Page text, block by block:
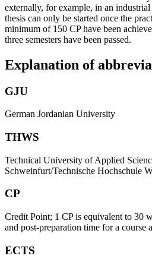
externally, for example, in an
thesis can only be started once the
minimum of 150 CP have been
three semesters have been passed.
Explanation of
GJU
German Jordanian University
THWS
Technical University of Applied
Schweinfurt/Technische Hochschule
CP
Credit Point; 1 CP is equivalent to 30
and post-preparation time for a course
ECTS